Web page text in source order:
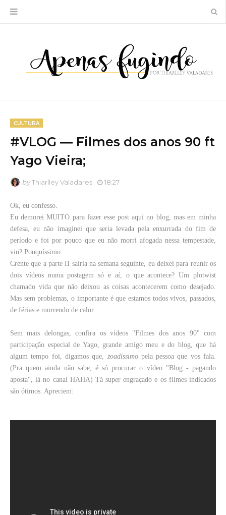
CULTURA
#VLOG ― Filmes dos anos 90 ft
Yago Vieira;
byThiarlley Valadares 18:27
Ok, eu confesso.
Eu demorei MUITO para fazer esse post aqui no blog, mas em minha
defesa, eu não imaginei que seria levada pela enxurrada do fim de
período e foi por pouco que eu não morri afogada nessa tempestade,
viu? Pouquíssimo.
Crente que a parte II sairia na semana seguinte, eu deixei para reunir os
dois vídeos numa postagem só e aí, o que acontece? Um plotwist
chamado vida que não deixou as coisas acontecerem como desejado.
Mas sem problemas, o importante é que estamos todos vivos, passados,
de férias e morrendo de calor.
Sem mais delongas, confira os vídeos "Filmes dos anos 90" com
participação especial de Yago, grande amigo meu e do blog, que há
algum tempo foi, digamos que, zoadíssimopela pessoa que vos fala.
(Pra quem ainda não sabe, é só procurar o vídeo "Blog - pagando
aposta", lá no canal HAHA) Tá super engraçado e os filmes indicados
são ótimos. Apreciem: